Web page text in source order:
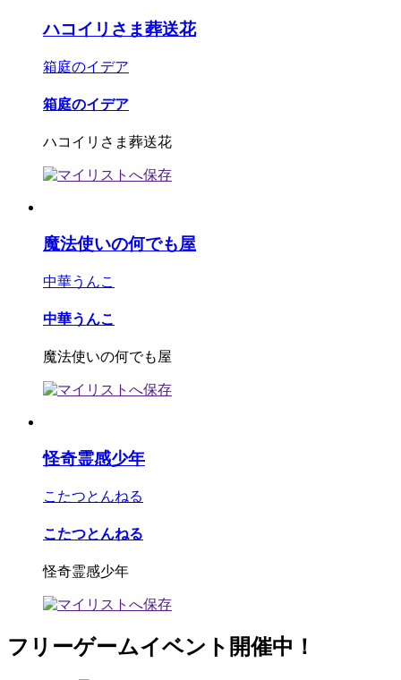
ハコイリさま葬送花
箱庭のイデア
箱庭のイデア
ハコイリさま葬送花
魔法使いの何でも屋
中華うんこ
中華うんこ
魔法使いの何でも屋
怪奇霊感少年
こたつとんねる
こたつとんねる
怪奇霊感少年
フリーゲームイベント開催中！